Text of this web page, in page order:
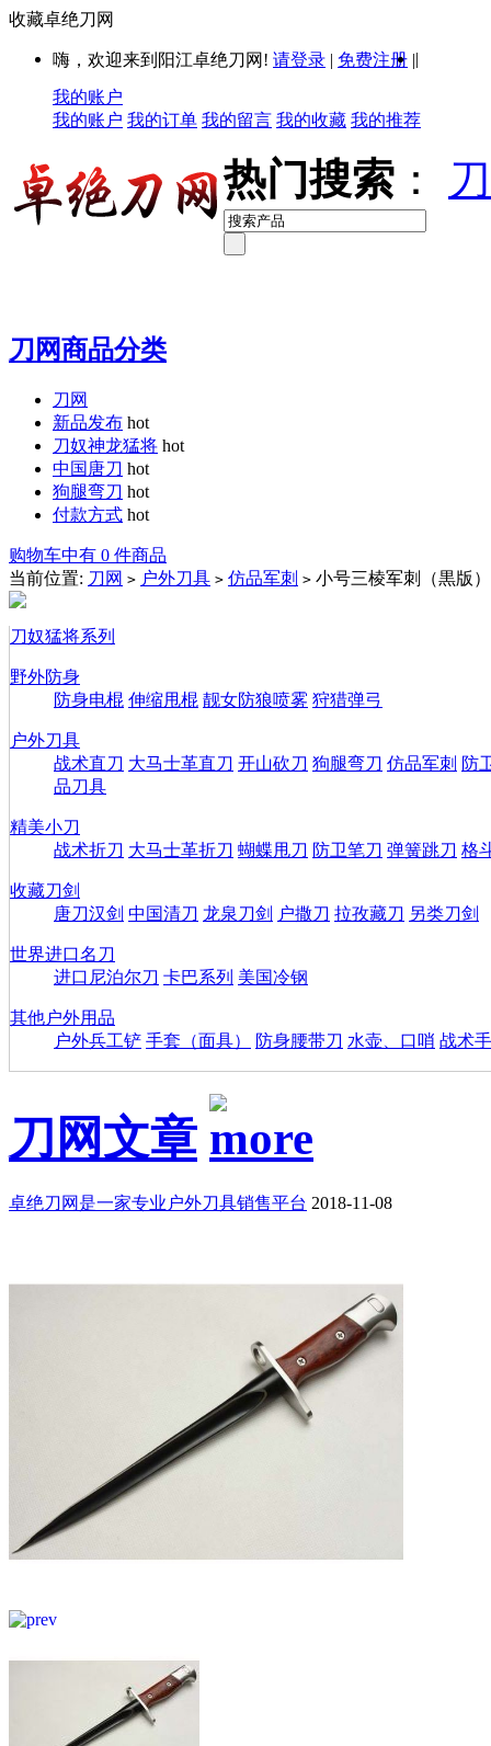
收藏卓绝刀网
嗨，欢迎来到阳江卓绝刀网! 请登录 | 免费注册 ||
我的账户
我的账户 我的订单 我的留言 我的收藏 我的推荐
热门搜索 ：
刀网商品分类
刀网
新品发布 hot
刀奴神龙猛将 hot
中国唐刀 hot
狗腿弯刀 hot
付款方式 hot
购物车中有 0 件商品
当前位置: 刀网 > 户外刀具 > 仿品军刺 > 小号三棱军刺（黒版）
刀奴猛将系列
野外防身
防身电棍 伸缩甩棍 靓女防狼喷雾 狩猎弹弓
户外刀具
战术直刀 大马士革直刀 开山砍刀 狗腿弯刀 仿品军刺 防
品刀具
精美小刀
战术折刀 大马士革折刀 蝴蝶甩刀 防卫笔刀 弹簧跳刀 格
收藏刀剑
唐刀汉剑 中国清刀 龙泉刀剑 户撒刀 拉孜藏刀 另类刀剑
世界进口名刀
进口尼泊尔刀 卡巴系列 美国冷钢
其他户外用品
户外兵工铲 手套（面具） 防身腰带刀 水壶、口哨 战术
刀网文章
卓绝刀网是一家专业户外刀具销售平台 2018-11-08